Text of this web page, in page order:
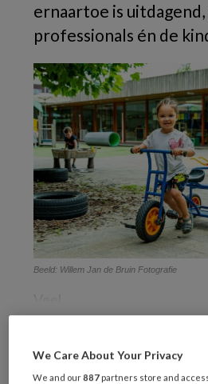
ernaartoe is
professionals én de
Beeld: Willem Jan de Bruin Fotografie
We Care About Your Privacy
We and our887 partners store and